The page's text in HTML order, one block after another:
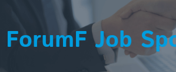
ForumF Job